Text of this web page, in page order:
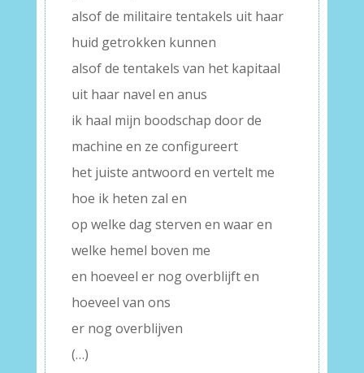
alsof de militaire tentakels uit haar
huid getrokken kunnen
alsof de tentakels van het kapitaal
uit haar navel en anus
ik haal mijn boodschap door de
machine en ze configureert
het juiste antwoord en vertelt me
hoe ik heten zal en
op welke dag sterven en waar en
welke hemel boven me
en hoeveel er nog overblijft en
hoeveel van ons
er nog overblijven
(…)